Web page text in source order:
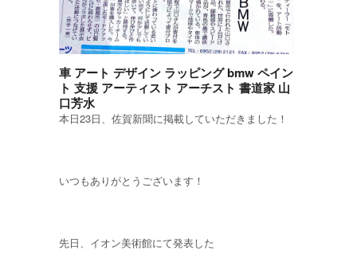
車 アート デザイン ラッピング bmw ペイン
ト 支援 アーティスト アーチスト 書道家 山
口芳水
本日23日、佐賀新聞に掲載していただきました！
いつもありがとうございます！
先日、イオン美術館にて発表した